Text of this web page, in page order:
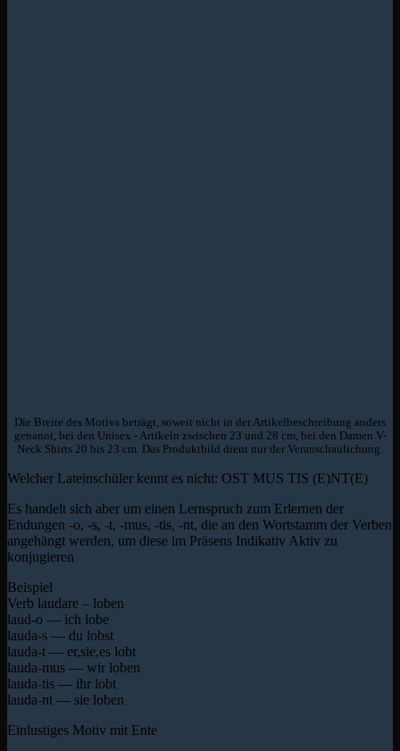
Die Breite des Motivs beträgt, soweit nicht in der Artikelbeschreibung anders
genannt, bei den Unisex - Artikeln zwischen 23 und 28 cm, bei den Damen V-
Neck Shirts 20 bis 23 cm. Das Produktbild dient nur der Veranschaulichung.
Welcher Lateinschüler kennt es nicht: OST MUS TIS (E)NT(E)
Es handelt sich aber um einen Lernspruch zum Erlernen der
Endungen -o, -s, -t, -mus, -tis, -nt, die an den Wortstamm der Verben
angehängt werden, um diese im Präsens Indikativ Aktiv zu
konjugieren
Beispiel
Verb laudare – loben
laud-o — ich lobe
lauda-s — du lobst
lauda-t — er,sie,es lobt
lauda-mus — wir loben
lauda-tis — ihr lobt
lauda-nt — sie loben
Einlustiges Motiv mit Ente